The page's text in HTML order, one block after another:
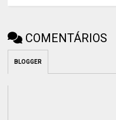
COMENTÁRIOS
BLOGGER